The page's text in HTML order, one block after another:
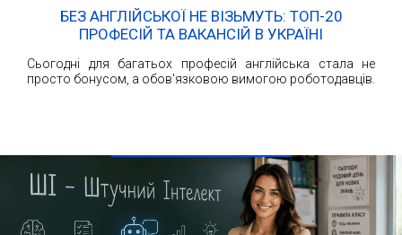
БЕЗ АНГЛІЙСЬКОЇ НЕ ВІЗЬМУТЬ: ТОП-20
ПРОФЕСІЙ ТА ВАКАНСІЙ В УКРАЇНІ
Сьогодні для багатьох професій англійська стала не
просто бонусом, а обов'язковою вимогою роботодавців.